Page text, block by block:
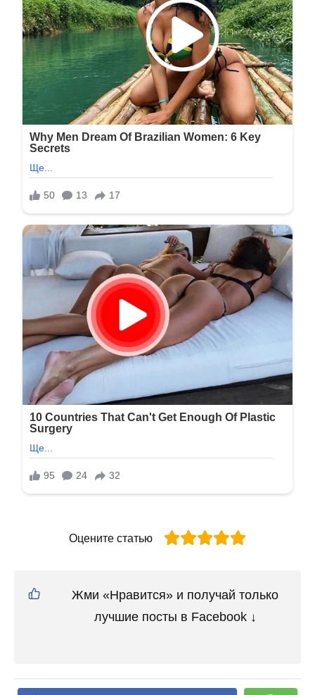
Оцените статью
Жми «Нравится» и получай только
лучшие посты в Facebook ↓